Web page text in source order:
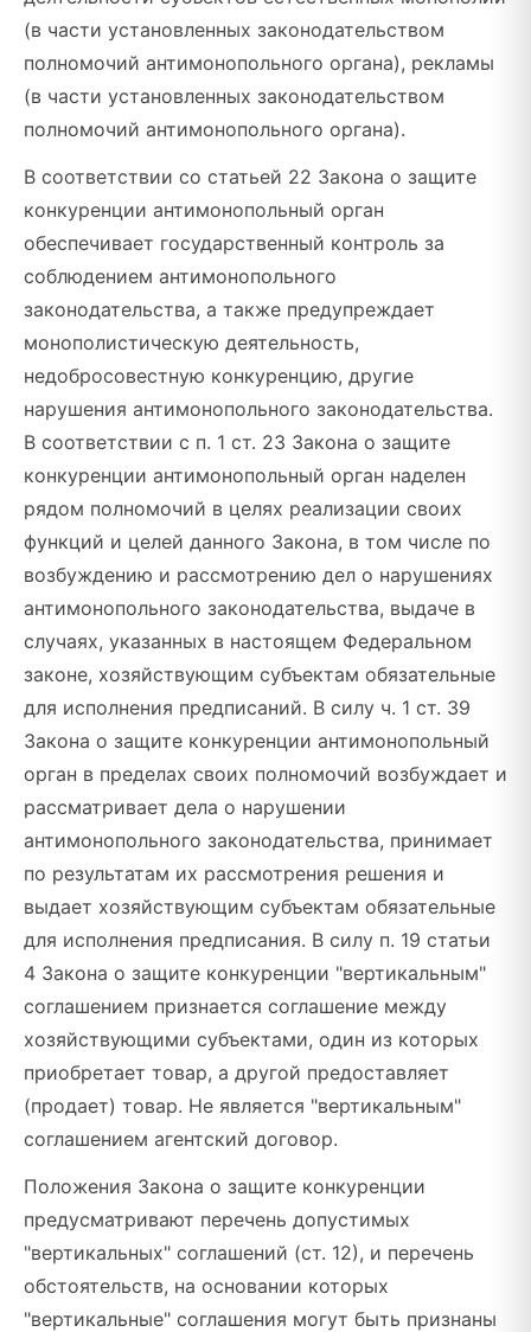
(в части установленных законодательством
полномочий антимонопольного органа), рекламы
(в части установленных законодательством
полномочий антимонопольного органа).
В соответствии со статьей 22 Закона о защите
конкуренции антимонопольный орган
обеспечивает государственный контроль за
соблюдением антимонопольного
законодательства, а также предупреждает
монополистическую деятельность,
недобросовестную конкуренцию, другие
нарушения антимонопольного законодательства.
В соответствии с п. 1 ст. 23 Закона о защите
конкуренции антимонопольный орган наделен
рядом полномочий в целях реализации своих
функций и целей данного Закона, в том числе по
возбуждению и рассмотрению дел о нарушениях
антимонопольного законодательства, выдаче в
случаях, указанных в настоящем Федеральном
законе, хозяйствующим субъектам обязательные
для исполнения предписаний. В силу ч. 1 ст. 39
Закона о защите конкуренции антимонопольный
орган в пределах своих полномочий возбуждает и
рассматривает дела о нарушении
антимонопольного законодательства, принимает
по результатам их рассмотрения решения и
выдает хозяйствующим субъектам обязательные
для исполнения предписания. В силу п. 19 статьи
4 Закона о защите конкуренции "вертикальным"
соглашением признается соглашение между
хозяйствующими субъектами, один из которых
приобретает товар, а другой предоставляет
(продает) товар. Не является "вертикальным"
соглашением агентский договор.
Положения Закона о защите конкуренции
предусматривают перечень допустимых
"вертикальных" соглашений (ст. 12), и перечень
обстоятельств, на основании которых
"вертикальные" соглашения могут быть признаны